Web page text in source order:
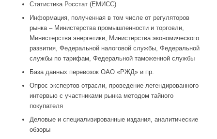
Статистика Росстат (ЕМИСС)
Информация, полученная в том числе от регуляторов
рынка – Министерства промышленности и торговли,
Министерства энергетики, Министерства экономического
развития, Федеральной налоговой службы, Федеральной
службы по тарифам, Федеральной таможенной службы
База данных перевозок ОАО «РЖД» и пр.
Опрос экспертов отрасли, проведение легендированного
интервью с участниками рынка методом тайного
покупателя
Деловые и специализированные издания, аналитические
обзоры